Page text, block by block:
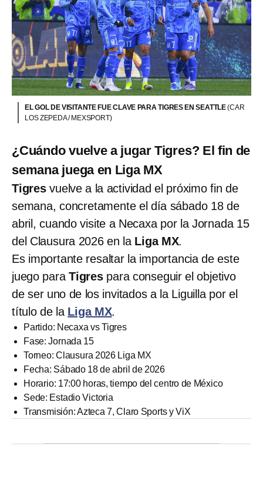
EL GOL DE VISITANTE FUE CLAVE PARA TIGRES EN SEATTLE(CAR
LOS ZEPEDA / MEXSPORT)
¿Cuándo vuelve a jugar Tigres? El fin de
semana juega en Liga MX
Tigresvuelve a la actividad el próximo fin de
semana, concretamente el día sábado 18 de
abril, cuando visite a Necaxa por la Jornada 15
del Clausura 2026 en la Liga MX.
Es importante resaltar la importancia de este
juego paraTigres para conseguir el objetivo
de ser uno de los invitados a la Liguilla por el
título de la Liga MX.
Partido: Necaxa vs Tigres
Fase: Jornada 15
Torneo: Clausura 2026 Liga MX
Fecha: Sábado 18 de abril de 2026
Horario: 17:00 horas, tiempo del centro de México
Sede: Estadio Victoria
Transmisión: Azteca 7, Claro Sports y ViX